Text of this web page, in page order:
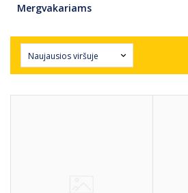
Mergvakariams